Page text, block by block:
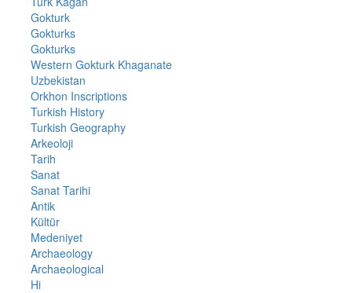
Gokturk
Gokturks
Gokturks
Western Gokturk Khaganate
Uzbekistan
Orkhon Inscriptions
Turkish History
Turkish Geography
Arkeoloji
Tarih
Sanat
Sanat Tarihi
Antik
Kültür
Medeniyet
Archaeology
Archaeological
Hi